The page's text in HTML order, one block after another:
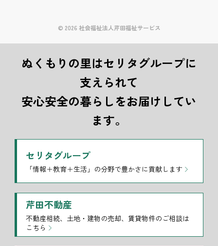
© 2026 社会福祉法人芹田福祉サービス
ぬくもりの里はセリタグループに
支えられて
安心安全の暮らしをお届けしてい
ます。
セリタグループ
「情報＋教育＋生活」の分野で豊かさに貢献します
芹田不動産
不動産相続、土地・建物の売却、賃貸物件のご相談は
こちら